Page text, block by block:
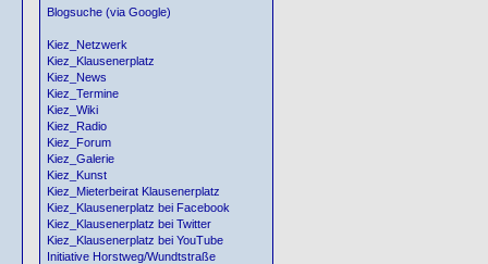
Blogsuche (via Google)
Kiez_Netzwerk
Kiez_Klausenerplatz
Kiez_News
Kiez_Termine
Kiez_Wiki
Kiez_Radio
Kiez_Forum
Kiez_Galerie
Kiez_Kunst
Kiez_Mieterbeirat Klausenerplatz
Kiez_Klausenerplatz bei Facebook
Kiez_Klausenerplatz bei Twitter
Kiez_Klausenerplatz bei YouTube
Initiative Horstweg/Wundtstraße